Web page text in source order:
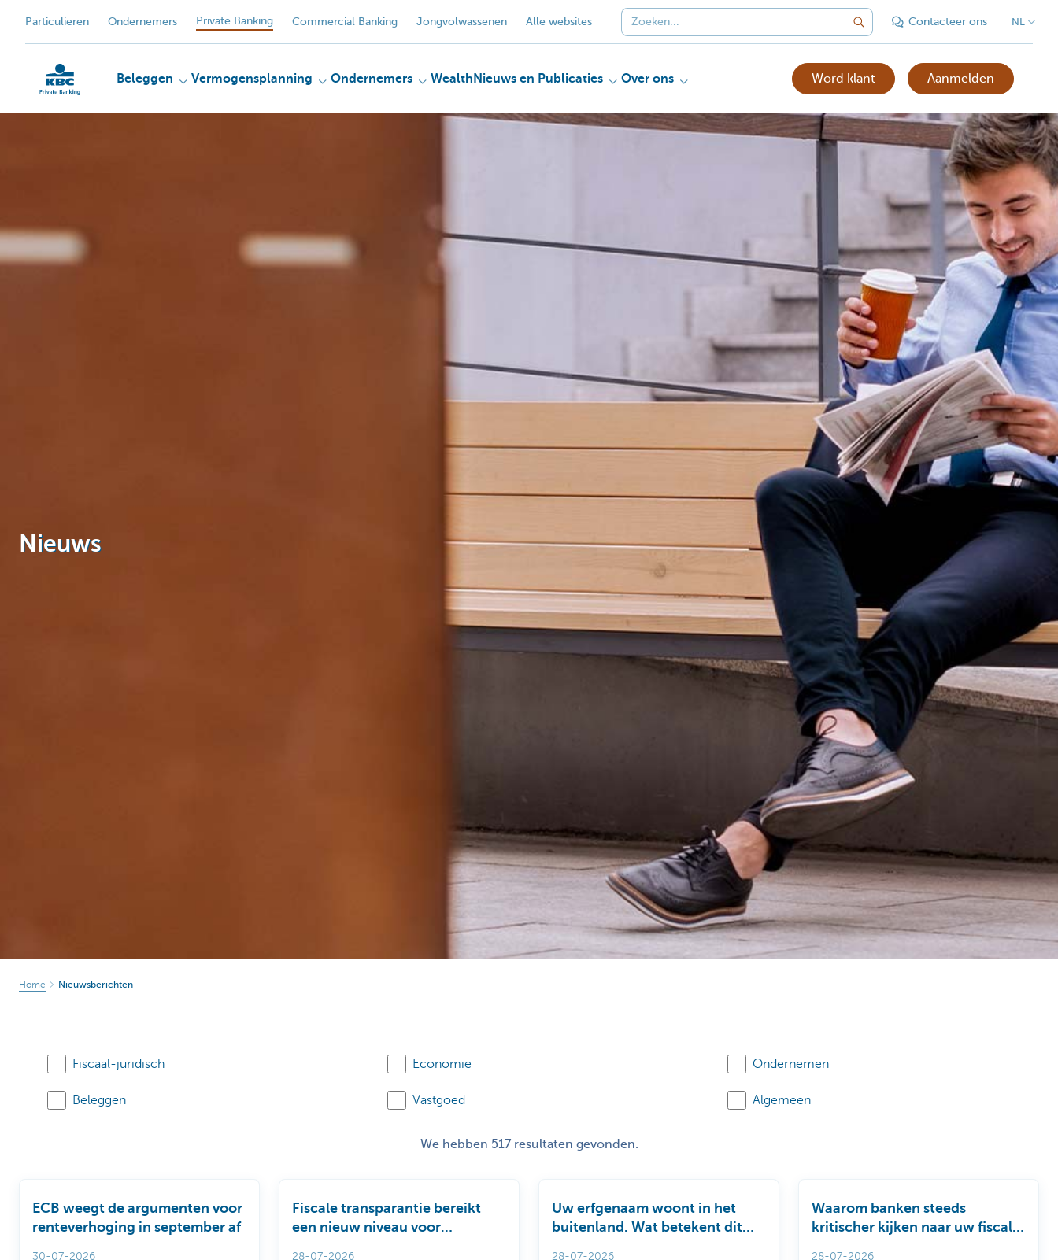
Particulieren Ondernemers Private Banking Commercial Banking Jongvolwassenen Alle websites Contacteer ons NL
Beleggen Vermogensplanning Ondernemers Wealth Nieuws en Publicaties Over ons Word klant Aanmelden
Nieuws
Home Nieuwsberichten
Fiscaal-juridisch Economie Ondernemen
Beleggen Vastgoed Algemeen
We hebben 517 resultaten gevonden.
ECB weegt de argumenten voor
renteverhoging in september af
30-07-2026
Fiscale transparantie bereikt
een nieuw niveau voor
28-07-2026
Uw erfgenaam woont in het
buitenland. Wat betekent dit
28-07-2026
Waarom banken steeds
kritischer kijken naar uw fiscale
28-07-2026